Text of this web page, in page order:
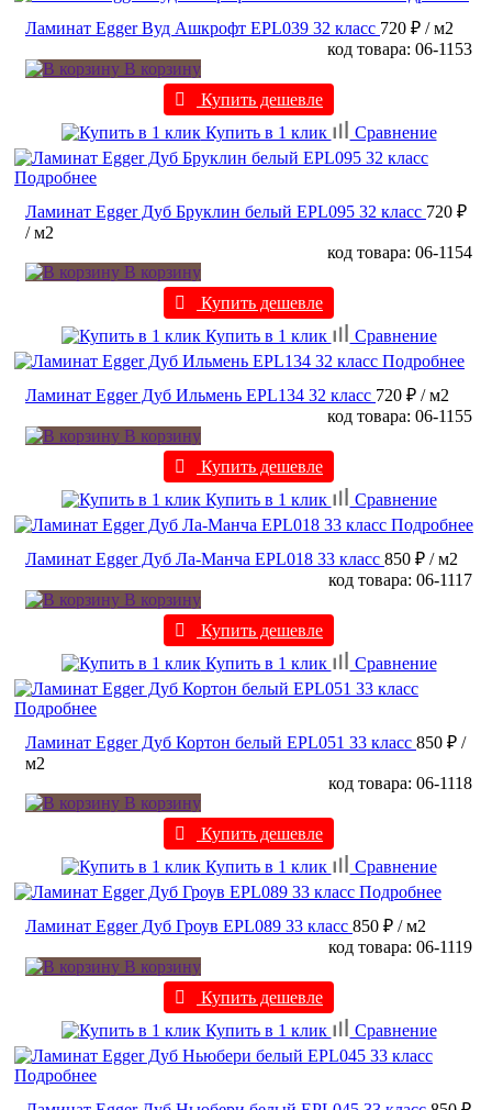
Ламинат Egger Вуд Ашкрофт EPL039 32 класс 720 ₽ / м2
код товара: 06-1153
В корзину
Купить дешевле
Купить в 1 клик
Сравнение
Подробнее
Ламинат Egger Дуб Бруклин белый EPL095 32 класс 720 ₽
/ м2
код товара: 06-1154
В корзину
Купить дешевле
Купить в 1 клик
Сравнение
Подробнее
Ламинат Egger Дуб Ильмень EPL134 32 класс 720 ₽ / м2
код товара: 06-1155
В корзину
Купить дешевле
Купить в 1 клик
Сравнение
Подробнее
Ламинат Egger Дуб Ла-Манча EPL018 33 класс 850 ₽ / м2
код товара: 06-1117
В корзину
Купить дешевле
Купить в 1 клик
Сравнение
Подробнее
Ламинат Egger Дуб Кортон белый EPL051 33 класс 850 ₽ /
м2
код товара: 06-1118
В корзину
Купить дешевле
Купить в 1 клик
Сравнение
Подробнее
Ламинат Egger Дуб Гроув EPL089 33 класс 850 ₽ / м2
код товара: 06-1119
В корзину
Купить дешевле
Купить в 1 клик
Сравнение
Подробнее